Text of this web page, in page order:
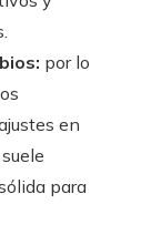
por lo
en
para